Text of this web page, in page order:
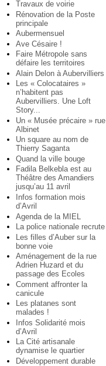
Travaux de voirie
Rénovation de la Poste
principale
Aubermensuel
Ave Césaire !
Faire Métropole sans
défaire les territoires
Alain Delon à Aubervilliers
Les « Colocataires »
n’habitent pas
Aubervilliers. Une Loft
Story...
Un « Musée précaire » rue
Albinet
Un square au nom de
Thierry Saganta
Quand la ville bouge
Fadila Belkebla est au
Théâtre des Amandiers
jusqu’au 11 avril
Infos formation mois
d’Avril
Agenda de la MIEL
La police nationale recrute
Les filles d’Auber sur la
bonne voie
Aménagement de la rue
Adrien Huzard et du
passage des Ecoles
Comment affronter la
canicule
Les platanes sont
malades !
Infos Solidarité mois
d’Avril
La Cité artisanale
dynamise le quartier
Développement durable